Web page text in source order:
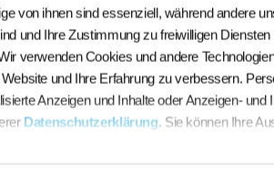
von ihnen sind essenziell, während andere
und Ihre Zustimmung zu freiwilligen
verwenden Cookies und andere
und Ihre Erfahrung zu verbessern.
Anzeigen und Inhalte oder Anzeigen-
Datenschutzerklärung. Sie können Ihre
Veloursteppich-Set fürs Fahrerhaus ist
und der Durchgang wohnlich
Obermaterial entspricht dem Original-